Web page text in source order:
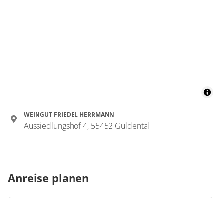
WEINGUT FRIEDEL HERRMANN
Aussiedlungshof 4, 55452 Guldental
Anreise planen